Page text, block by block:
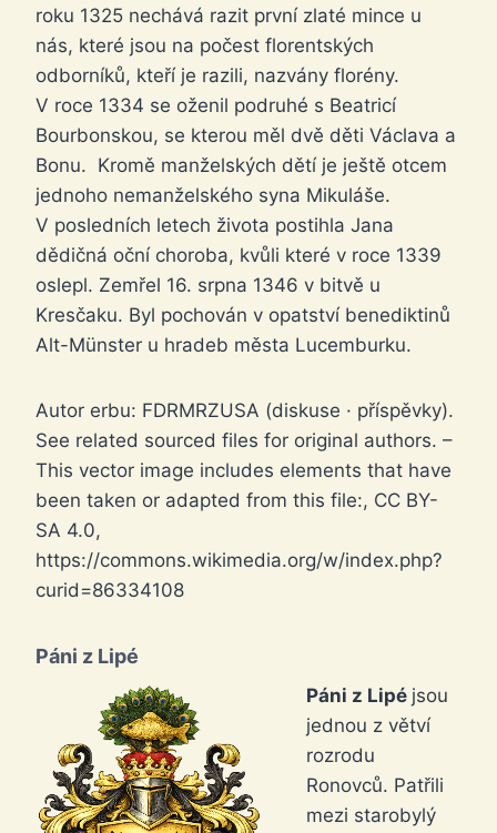
roku 1325 nechává razit první zlaté mince u
nás, které jsou na počest florentských
odborníků, kteří je razili, nazvány florény.
V roce 1334 se oženil podruhé s Beatricí
Bourbonskou, se kterou měl dvě děti Václava a
Bonu. Kromě manželských dětí je ještě otcem
jednoho nemanželského syna Mikuláše.
V posledních letech života postihla Jana
dědičná oční choroba, kvůli které v roce 1339
oslepl. Zemřel 16. srpna 1346 v bitvě u
Kresčaku. Byl pochován v opatství benediktinů
Alt-Münster u hradeb města Lucemburku.
Autor erbu: FDRMRZUSA (diskuse · příspěvky).
See related sourced files for original authors. –
This vector image includes elements that have
been taken or adapted from this file:, CC BY-
SA 4.0,
https://commons.wikimedia.org/w/index.php?
curid=86334108
Páni z Lipé
Páni z Lipé jsou
jednou z větví
rozrodu
Ronovců. Patřili
mezi starobylý